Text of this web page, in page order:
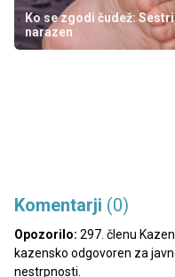
Ko se zgodi čudež:
narazen
Komentarji (0)
Opozorilo: 297. členu
kazensko odgovoren za
nestrpnosti.